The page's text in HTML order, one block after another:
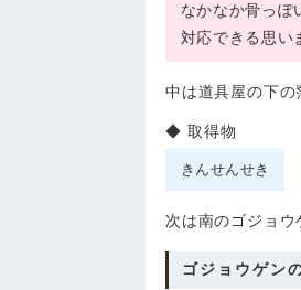
なかなか骨っぽ
対応できる思い
中は道具屋の下の
取得物
きんせんせき
次は南のゴジョウ
ゴジョウゲン